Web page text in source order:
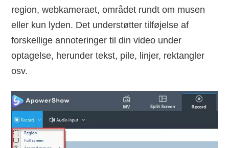
region, webkameraet, området rundt om musen
eller kun lyden. Det understøtter tilføjelse af
forskellige annoteringer til din video under
optagelse, herunder tekst, pile, linjer, rektangler
osv.